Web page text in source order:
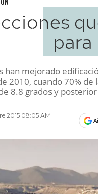
han mejorado
2010, cuando 70%
8.8 grados y
2015 08:05 AM